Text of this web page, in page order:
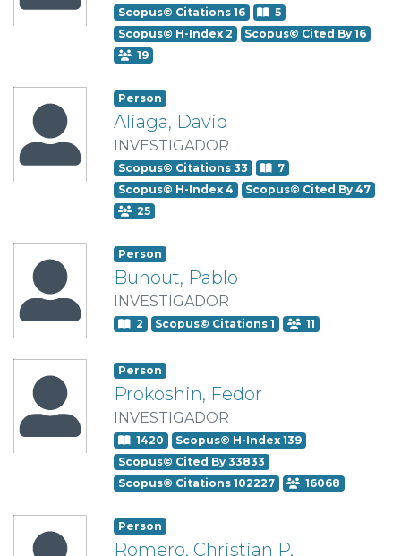
Scopus© Citations 16
5
Scopus© H-Index 2
Scopus© Cited By 16
19
Person
Aliaga, David
INVESTIGADOR
Scopus© Citations 33
7
Scopus© H-Index 4
Scopus© Cited By 47
25
Person
Bunout, Pablo
INVESTIGADOR
2 Scopus© Citations 1 11
Person
Prokoshin, Fedor
INVESTIGADOR
1420
Scopus© H-Index 139
Scopus© Cited By 33833
Scopus© Citations 102227
16068
Person
Romero, Christian P.